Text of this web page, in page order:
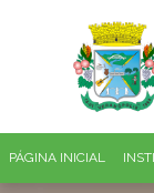
PÁGINA INICIAL